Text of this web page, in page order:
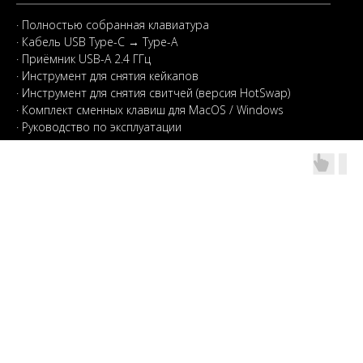
· Полностью собранная клавиатура
· Кабель USB Type-C → Type-A
· Приёмник USB-A 2.4 ГГц
· Инструмент для снятия кейкапов
· Инструмент для снятия свитчей (версия HotSwap)
· Комплект сменных клавиш для MacOS / Windows
· Руководство по эксплуатации